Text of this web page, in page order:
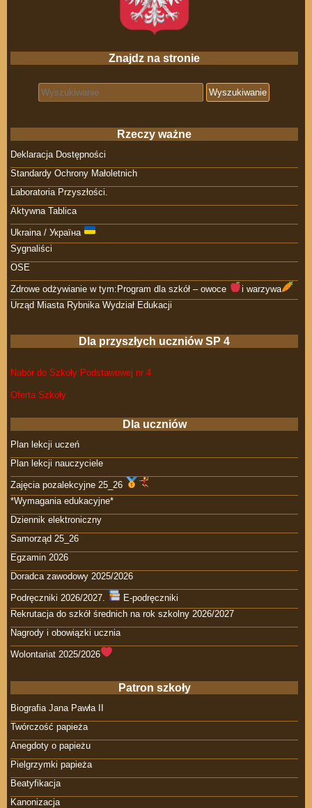
Znajdz na stronie
Search for:
Rzeczy ważne
Deklaracja Dostępności
Standardy Ochrony Małoletnich
Laboratoria Przyszłości.
Aktywna Tablica
Ukraina / Україна
Sygnaliści
OSE
Zdrowe odżywianie w tym:Program dla szkół – owoce
i warzywa
Urząd Miasta Rybnika Wydział Edukacji
Dla przyszłych uczniów SP 4
Nabór do Szkoły Podstawowej nr 4
Oferta Szkoły
Dla uczniów
Plan lekcji uczeń
Plan lekcji nauczyciele
Zajęcia pozalekcyjne 25_26
*Wymagania edukacyjne*
Dziennik elektroniczny
Samorząd 25_26
Egzamin 2026
Doradca zawodowy 2025/2026
Podręczniki 2026/2027.
E-podręczniki
Rekrutacja do szkół średnich na rok szkolny 2026/2027
Nagrody i obowiązki ucznia
Wolontariat 2025/2026
Patron szkoły
Biografia Jana Pawła II
Twórczość papieża
Anegdoty o papieżu
Pielgrzymki papieża
Beatyfikacja
Kanonizacja